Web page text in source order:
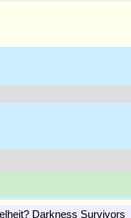
Darkness Survivors